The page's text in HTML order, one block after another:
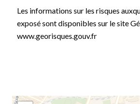
Les informations sur les risques
exposé sont disponibles sur le site
www.georisques.gouv.fr